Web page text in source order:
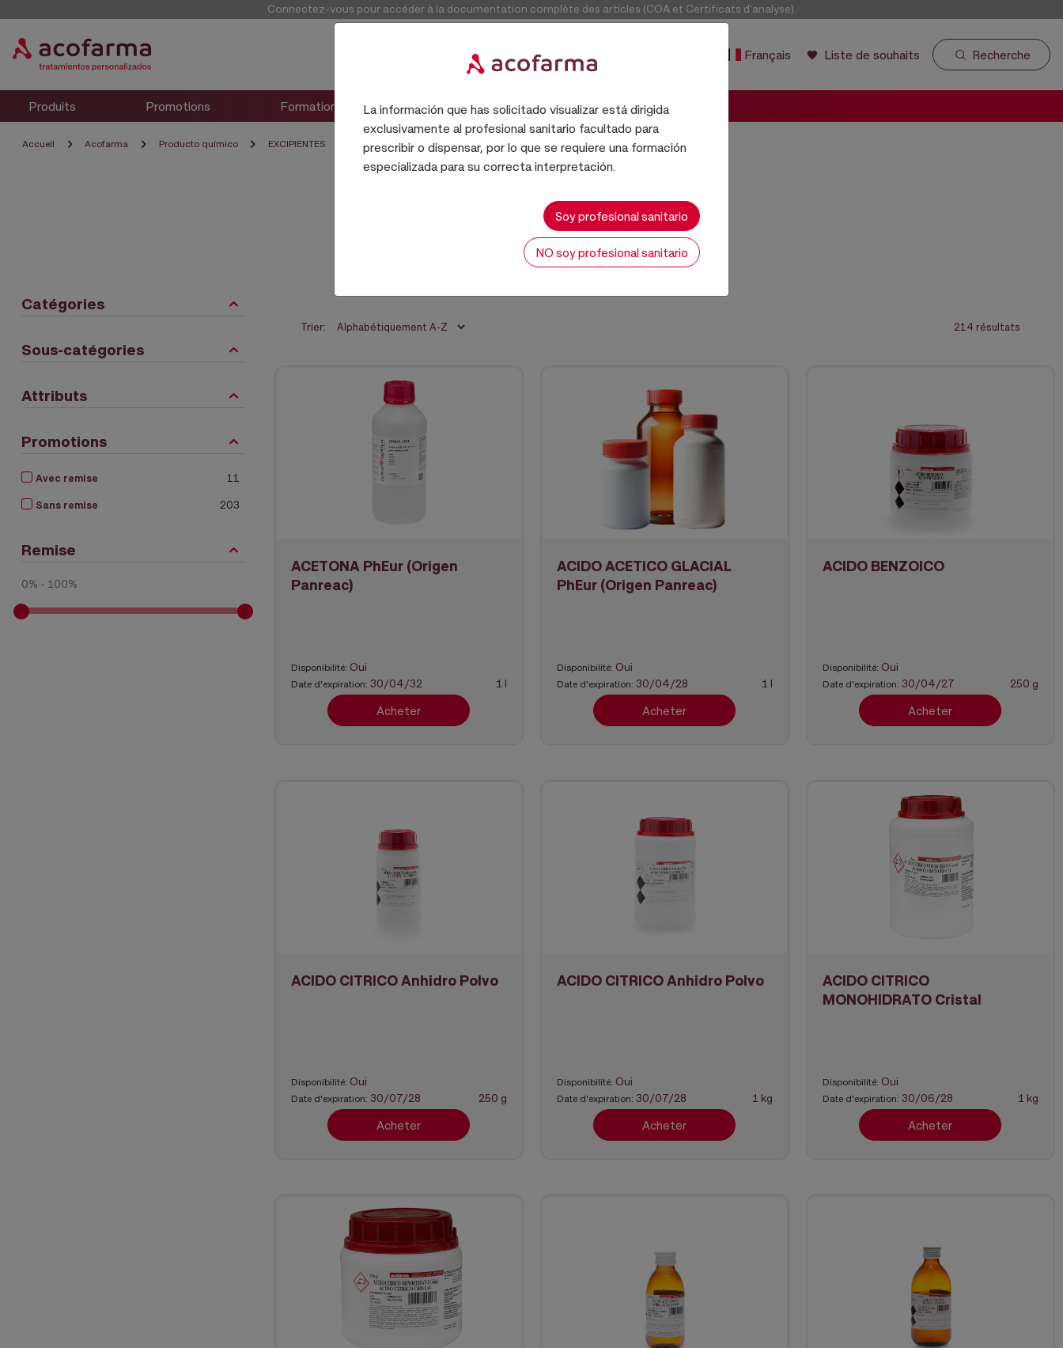
Connectez-vous pour accéder à la documentation complète des articles (COA et Certificats d'analyse).
Français Liste de souhaits Recherche
Produits Promotions Formation
Accueil Acofarma Producto químico EXCIPIENTES
EXCIPIENTES
Catégories
Sous-catégories
Attributs
Promotions
Avec remise 11
Sans remise 203
Remise
0% - 100%
Trier: 214 résultats
ACETONA PhEur (Origen
Panreac)
Disponibilité: Oui
Date d'expiration: 30/04/32 1 l
Acheter
ACIDO ACETICO GLACIAL
PhEur (Origen Panreac)
Disponibilité: Oui
Date d'expiration: 30/04/28 1 l
Acheter
ACIDO BENZOICO
Disponibilité: Oui
Date d'expiration: 30/04/27 250 g
Acheter
ACIDO CITRICO Anhidro Polvo
Disponibilité: Oui
Date d'expiration: 30/07/28 250 g
Acheter
ACIDO CITRICO Anhidro Polvo
Disponibilité: Oui
Date d'expiration: 30/07/28 1 kg
Acheter
ACIDO CITRICO
MONOHIDRATO Cristal
Disponibilité: Oui
Date d'expiration: 30/06/28 1 kg
Acheter
La información que has solicitado visualizar está dirigida
exclusivamente al profesional sanitario facultado para
prescribir o dispensar, por lo que se requiere una formación
especializada para su correcta interpretación.
Soy profesional sanitario
NO soy profesional sanitario